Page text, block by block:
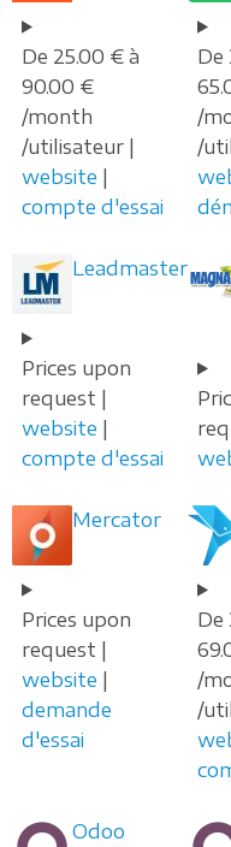
De 25.00 € à
90.00 €
/month
/utilisateur |
website |
compte d'essai
De
/
/
Leadmaster
Prices upon
request |
website |
compte d'essai
Mercator
Prices upon
request |
website |
demande
d'essai
De
/
/
Odoo